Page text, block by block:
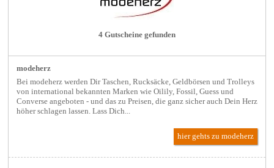
4 Gutscheine gefunden
modeherz
Bei modeherz werden Dir Taschen, Rucksäcke, Geldbörsen und Trolleys
von international bekannten Marken wie Oilily, Fossil, Guess und
Converse angeboten - und das zu Preisen, die ganz sicher auch Dein Herz
höher schlagen lassen. Lass Dich...
hier gehts zu modeherz